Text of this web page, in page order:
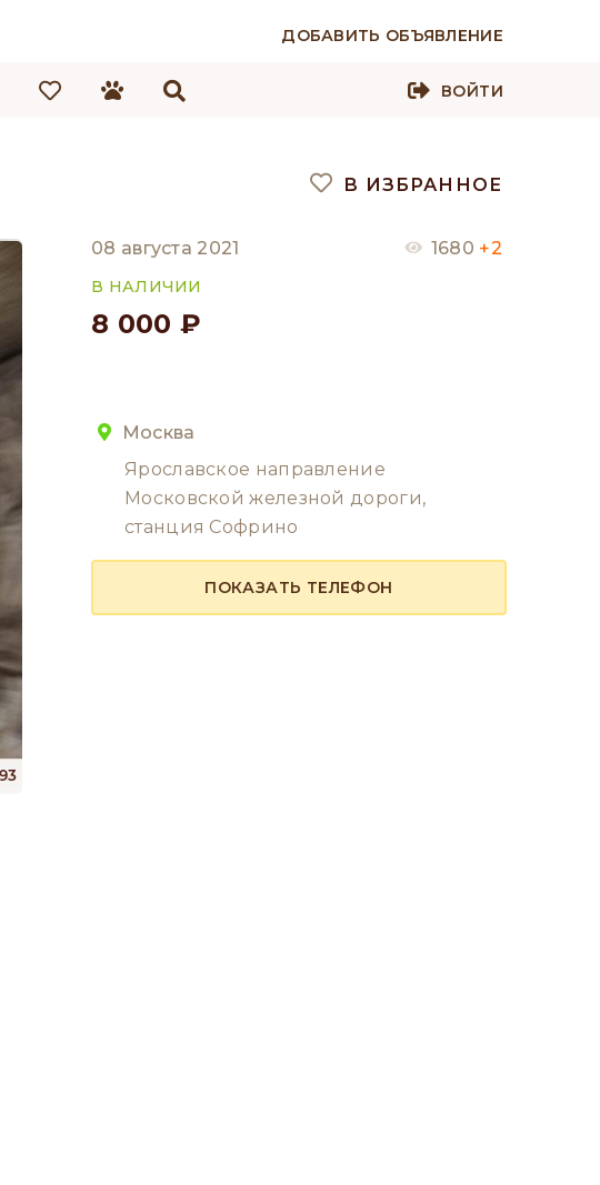
ДОБАВИТЬ ОБЪЯВЛЕНИЕ
ВОЙТИ
В ИЗБРАННОЕ
08 августа 2021 1680 +2
В НАЛИЧИИ
8 000 ₽
Москва
Ярославское направление
Московской железной дороги,
станция Софрино
ПОКАЗАТЬ ТЕЛЕФОН